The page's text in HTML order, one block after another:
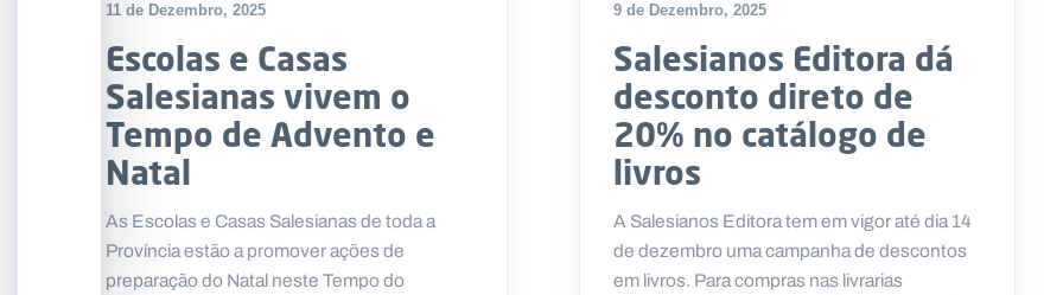
11 de Dezembro, 2025
Escolas e Casas
Salesianas vivem o
Tempo de Advento e
Natal
As Escolas e Casas Salesianas de toda a
Província estão a promover ações de
preparação do Natal neste Tempo do
9 de Dezembro, 2025
Salesianos Editora dá
desconto direto de
20% no catálogo de
livros
A Salesianos Editora tem em vigor até dia 14
de dezembro uma campanha de descontos
em livros. Para compras nas livrarias